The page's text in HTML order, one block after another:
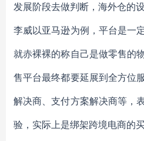
发展阶段去做判断，海外仓的
李威以亚马逊为例，平台是一
就赤裸裸的称自己是做零售的
售平台最终都要延展到全方位
解决商、支付方案解决商等，
验，实际上是绑架跨境电商的买